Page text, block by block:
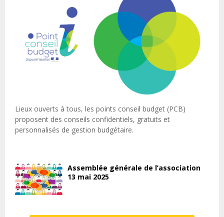
Lieux ouverts à tous, les points conseil budget (PCB)
proposent des conseils confidentiels, gratuits et
personnalisés de gestion budgétaire.
Assemblée générale de l’association
13 mai 2025